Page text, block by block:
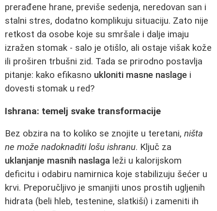
prerađene hrane, previše sedenja, neredovan san i
stalni stres, dodatno komplikuju situaciju. Zato nije
retkost da osobe koje su smršale i dalje imaju
izražen stomak - salo je otišlo, ali ostaje višak kože
ili proširen trbušni zid. Tada se prirodno postavlja
pitanje: kako efikasno ukloniti masne naslage i
dovesti stomak u red?
Ishrana: temelj svake transformacije
Bez obzira na to koliko se znojite u teretani, ništa
ne može nadoknaditi lošu ishranu. Ključ za
uklanjanje masnih naslaga leži u kalorijskom
deficitu i odabiru namirnica koje stabilizuju šećer u
krvi. Preporučljivo je smanjiti unos prostih ugljenih
hidrata (beli hleb, testenine, slatkiši) i zameniti ih